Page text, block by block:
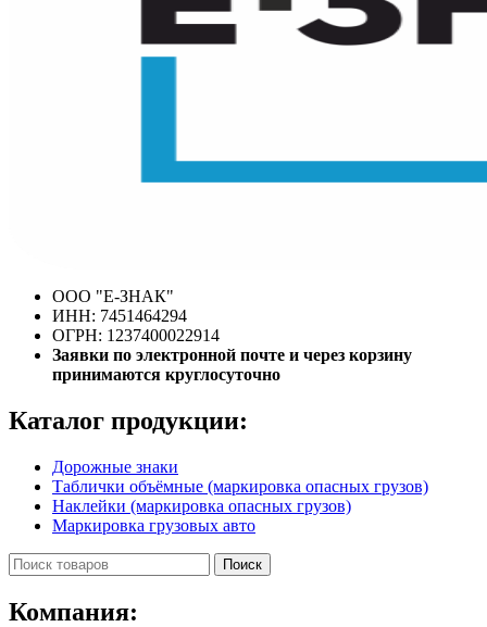
ООО "E-ЗНАК"
ИНН: 7451464294
ОГРН: 1237400022914
Заявки по электронной почте и через корзину
принимаются круглосуточно
Каталог продукции:
Дорожные знаки
Таблички объёмные (маркировка опасных грузов)
Наклейки (маркировка опасных грузов)
Маркировка грузовых авто
Поиск
Компания: